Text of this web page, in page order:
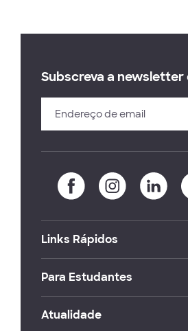
Subscreva a newsletter
Links Rápidos
Para Estudantes
Atualidade